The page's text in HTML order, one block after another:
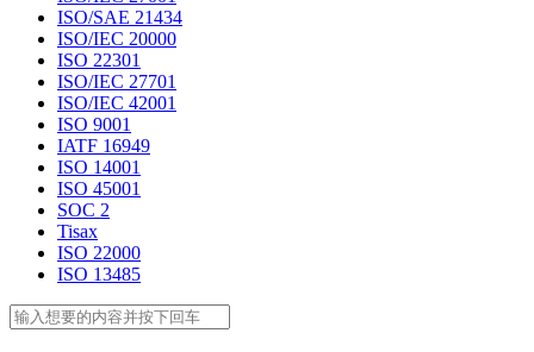
ISO/SAE 21434
ISO/IEC 20000
ISO 22301
ISO/IEC 27701
ISO/IEC 42001
ISO 9001
IATF 16949
ISO 14001
ISO 45001
SOC 2
Tisax
ISO 22000
ISO 13485